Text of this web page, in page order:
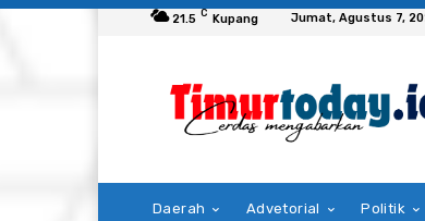
21.5 C Kupang Jumat, Agustus 7,
Daerah Advetorial Politik